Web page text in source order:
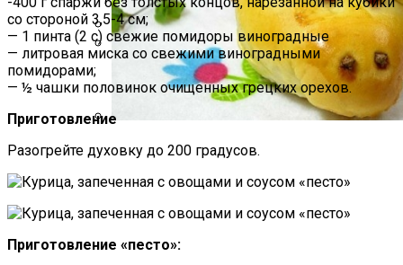
Какие Растения Сажать Для Удачи,
Любви И Богатства
Маникюр «Достойная»
Пирожки С Мясом «Поросята»
со стороной 3,5-4 см;
— 1 пинта (2 с) свежие помидоры виноградные
— литровая миска со свежими виноградными
помидорами;
— ½ чашки половинок очищенных грецких орехов.
Приготовление
Разогрейте духовку до 200 градусов.
Приготовление «песто»: